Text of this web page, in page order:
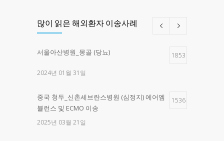
많이 읽은 해외환자 이송사례
서울아산병원_몽골 (당뇨) 1853
2024년 01월 31일
중국 청두_신촌세브란스병원 (심정지) 에어엠
뷸런스 및 ECMO 이송
1536
2025년 03월 21일